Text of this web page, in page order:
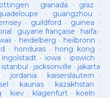
· granada · graz ·
· guangzhou ·
· guildford · guinea ·
· guyane française · haifa ·
· heidelberg · heilbronn ·
· honduras· hong kong ·
ingolstadt· iowa · ipswich ·
istanbul · jacksonville · jakarta
· jordania · kaiserslautern ·
· kaunas· kazakhstan ·
· kiev· klagenfurt · koeln ·